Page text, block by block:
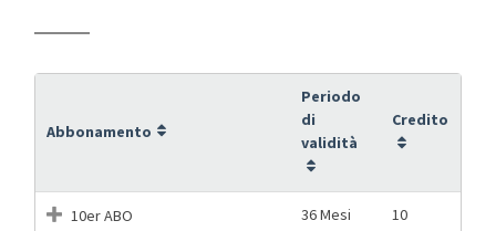
Abbonamento
Periodo
di
validità
Credito
10er ABO 36 Mesi 10